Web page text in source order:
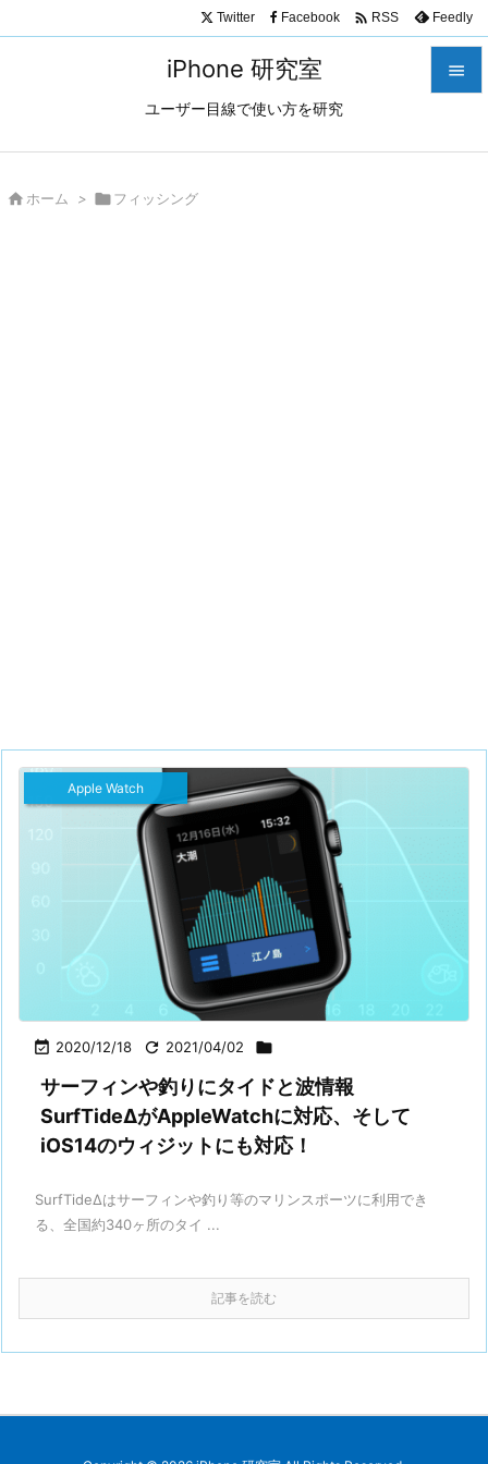
iPhone 研究室
ユーザー目線で使い方を研究

Twitter Facebook  RSS Feedly
 ホーム > フィッシング
 2020/12/18  2021/04/02 
Apple Watch
サーフィンや釣りにタイドと波情報
SurfTideΔがAppleWatchに対応、そして
iOS14のウィジットにも対応！
SurfTideΔはサーフィンや釣り等のマリンスポーツに利用でき
る、全国約340ヶ所のタイ ...
記事を読む